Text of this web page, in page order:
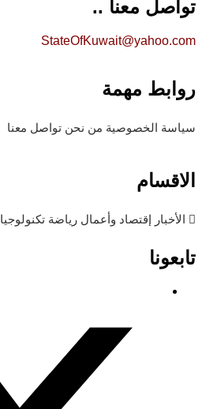
تواصل معنا ..
StateOfKuwait@yahoo.com
روابط مهمة
سياسة الخصوصية من نحن تواصل معنا
الاقسام
الأخبار إقتصاد وأعمال رياضة تكنولوجيا
تابعونا